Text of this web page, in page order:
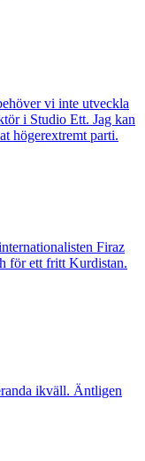
vi inte utveckla
i Studio Ett. Jag kan
högerextremt parti.
Firaz
för ett fritt Kurdistan.
ikväll. Äntligen